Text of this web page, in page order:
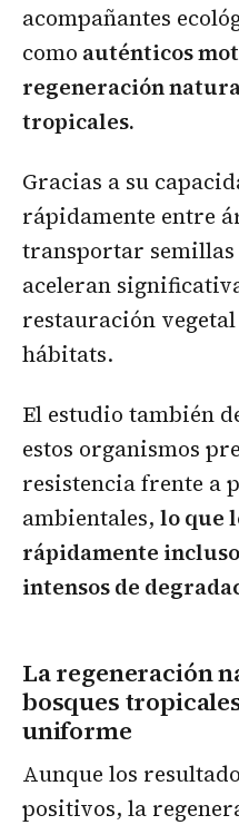
acompañantes
como auténticos
regeneración
tropicales.
Gracias a su
rápidamente entre
transportar semillas
aceleran
restauración
hábitats.
El estudio también
estos organismos
resistencia frente a
ambientales, lo que
rápidamente
intensos de
La regeneración
bosques
uniforme
Aunque los
positivos, la